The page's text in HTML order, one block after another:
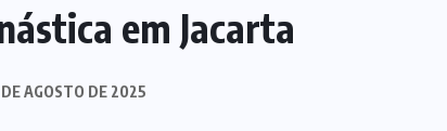
em Jacarta
AGOSTO DE 2025